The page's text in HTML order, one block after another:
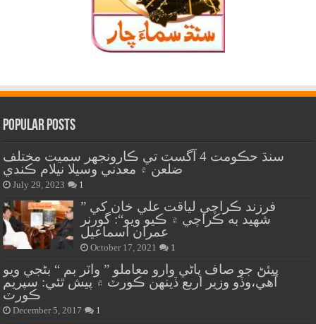
Popular Posts
سنڌ حڪومت 4 آگسٽ تي ڪارونجهر سميت مختلف
ضلعن ۾ معدني وسيلا نيلام ڪندي
July 29, 2023 1
” فرزند ڪراچي لياقت علي خان کي
شهيد به ڪراچي ۾ ڪيو ويو“: گورنر
عمران اسماعيل
October 17, 2021 1
پيئڻ جو صاف پاڻي وارو معاملو ” واٽر بم “ بڻجي ويو
آهي،وڏو وزير اربع ڏينهن ڪورٽ ۾ پيش ٿئي: سپريم
ڪورٽ
December 5, 2017 1